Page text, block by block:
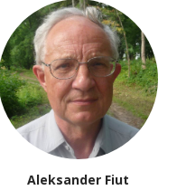
Aleksander Fiut